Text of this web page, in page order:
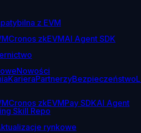
z EVM
Cronos zkEVMAI Agent SDK
Nowości
KarieraPartnerzyBezpieczeństwo
Cronos zkEVMPay SDKAI Agent
Skill Repo
rynkowe